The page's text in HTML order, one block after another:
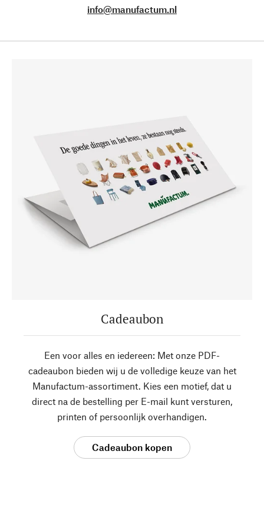
info@manufactum.nl
Cadeaubon
Een voor alles en iedereen: Met onze PDF-
cadeaubon bieden wij u de volledige keuze van het
Manufactum-assortiment. Kies een motief, dat u
direct na de bestelling per E-mail kunt versturen,
printen of persoonlijk overhandigen.
Cadeaubon kopen